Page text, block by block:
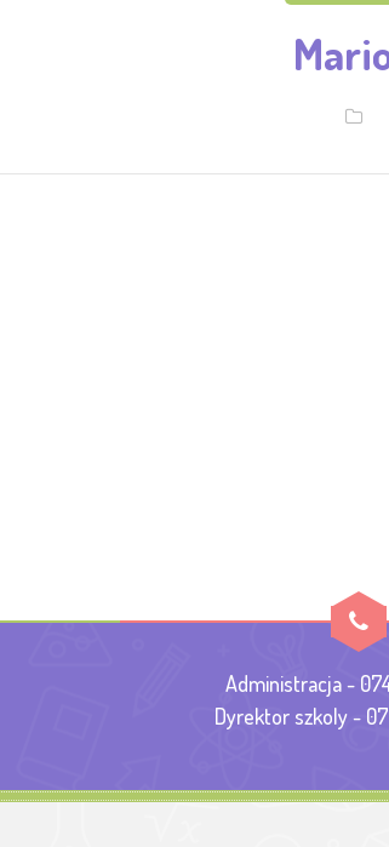
Administracja -
Dyrektor szkoly -